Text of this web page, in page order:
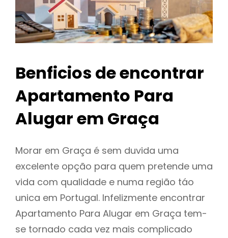
Benficios de encontrar
Apartamento Para
Alugar em Graça
Morar em Graça é sem duvida uma
excelente opção para quem pretende uma
vida com qualidade e numa região táo
unica em Portugal. Infelizmente encontrar
Apartamento Para Alugar em Graça tem-
se tornado cada vez mais complicado